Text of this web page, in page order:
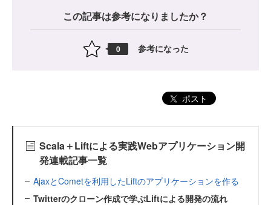
この記事は参考になりましたか？
0 参考になった
ポスト
Scala＋Liftによる実践Webアプリケーション開
発連載記事一覧
AjaxとCometを利用したLiftのアプリケーションを作る
Twitterのクローン作成で学ぶLiftによる開発の流れ